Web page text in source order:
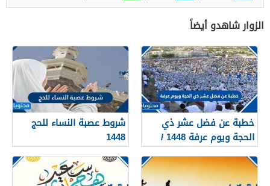
الزوار شاهدو أيضاً
خطبة عن فضل عشر ذي
الحجة ويوم عرفة 1448 /
2026
شروط عصبة النساء للحج
1448